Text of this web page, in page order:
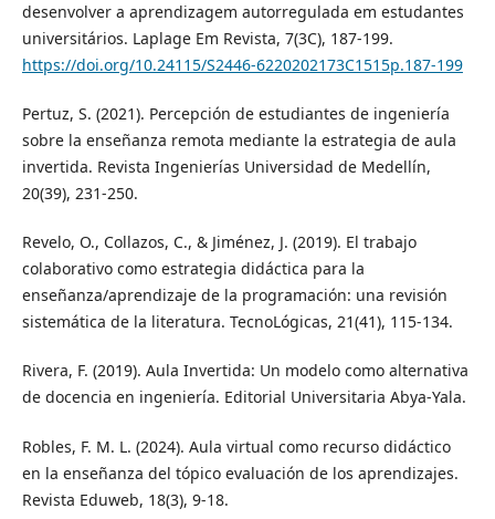
desenvolver a aprendizagem autorregulada em estudantes
universitários. Laplage Em Revista, 7(3C), 187-199.
https://doi.org/10.24115/S2446-6220202173C1515p.187-199
Pertuz, S. (2021). Percepción de estudiantes de ingeniería
sobre la enseñanza remota mediante la estrategia de aula
invertida. Revista Ingenierías Universidad de Medellín,
20(39), 231-250.
Revelo, O., Collazos, C., & Jiménez, J. (2019). El trabajo
colaborativo como estrategia didáctica para la
enseñanza/aprendizaje de la programación: una revisión
sistemática de la literatura. TecnoLógicas, 21(41), 115-134.
Rivera, F. (2019). Aula Invertida: Un modelo como alternativa
de docencia en ingeniería. Editorial Universitaria Abya-Yala.
Robles, F. M. L. (2024). Aula virtual como recurso didáctico
en la enseñanza del tópico evaluación de los aprendizajes.
Revista Eduweb, 18(3), 9-18.